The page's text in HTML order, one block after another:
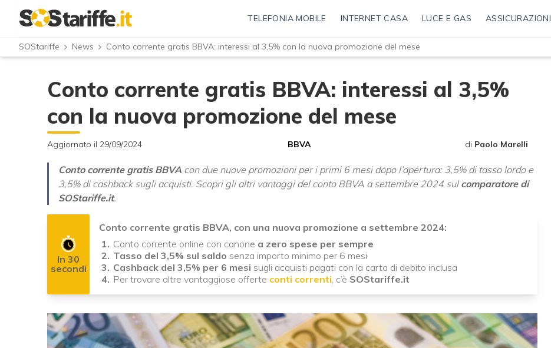
TELEFONIA MOBILE INTERNET CASA LUCE E GAS ASSICURAZIONI
SOStariffe News Conto corrente gratis BBVA: interessi al 3,5% con la nuova promozione del mese
Conto corrente gratis BBVA: interessi al 3,5%
con la nuova promozione del mese
Aggiornato il 29/09/2024 BBVA di Paolo Marelli
Conto corrente gratis BBVA con due nuove promozioni per i primi 6 mesi dopo l’apertura: 3,5% di tasso lordo e
3,5% di cashback sugli acquisti. Scopri gli altri vantaggi del conto BBVA a settembre 2024 sul comparatore di
SOStariffe.it.
In 30
secondi
Conto corrente gratis BBVA, con una nuova promozione a settembre 2024:
Conto corrente online con canone a zero spese per sempre
Tasso del 3,5% sul saldo senza importo minimo per 6 mesi
Cashback del 3,5% per 6 mesi sugli acquisti pagati con la carta di debito inclusa
Per trovare altre vantaggiose offerte conti correnti, c’è SOStariffe.it